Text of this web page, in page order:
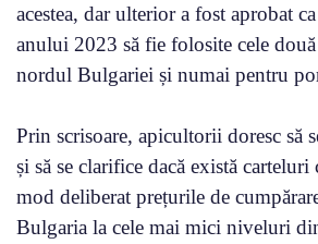
acestea, dar ulterior a fost aprobat
anului 2023 să fie folosite cele
nordul Bulgariei și numai pentru
Prin scrisoare, apicultorii doresc să
și să se clarifice dacă există
mod deliberat prețurile de
Bulgaria la cele mai mici niveluri